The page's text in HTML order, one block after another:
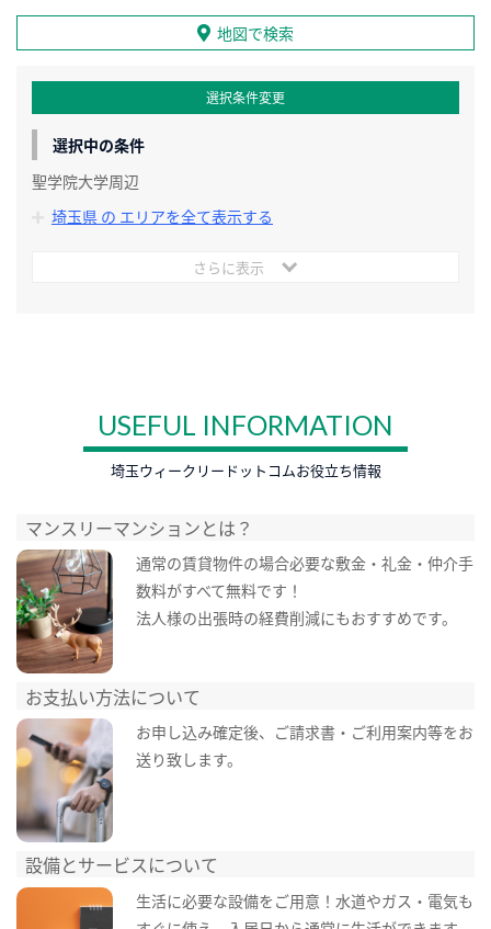
地図で検索
選択条件変更
選択中の条件
聖学院大学周辺
埼玉県 の エリアを全て表示する
さらに表示
USEFUL INFORMATION
埼玉ウィークリードットコムお役立ち情報
マンスリーマンションとは？
通常の賃貸物件の場合必要な敷金・礼金・仲介手
数料がすべて無料です！
法人様の出張時の経費削減にもおすすめです。
お支払い方法について
お申し込み確定後、ご請求書・ご利用案内等をお
送り致します。
設備とサービスについて
生活に必要な設備をご用意！水道やガス・電気も